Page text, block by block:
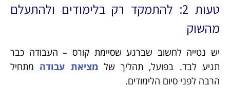
טעות 2: להתמקד רק בלימודים ולהתעלם
מהשוק
יש נטייה לחשוב שברגע שסיימת קורס – העבודה כבר
תגיע לבד. בפועל, תהליך של מציאת עבודה מתחיל
הרבה לפני סיום הלימודים.